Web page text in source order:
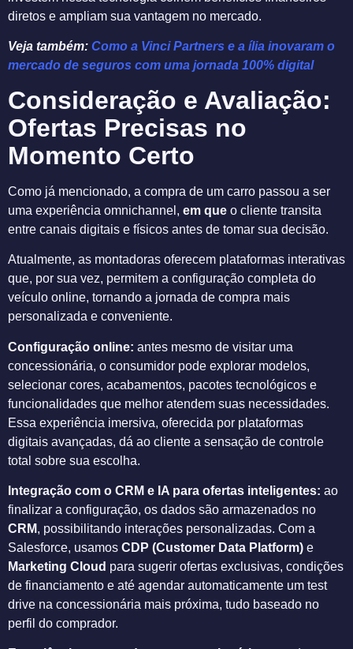
diretos e ampliam sua vantagem no mercado.
Veja também: Como a Vinci Partners e a ília inovaram o
mercado de seguros com uma jornada 100% digital
Consideração e Avaliação:
Ofertas Precisas no
Momento Certo
Como já mencionado, a compra de um carro passou a ser
uma experiência omnichannel, em que o cliente transita
entre canais digitais e físicos antes de tomar sua decisão.
Atualmente, as montadoras oferecem plataformas interativas
que, por sua vez, permitem a configuração completa do
veículo online, tornando a jornada de compra mais
personalizada e conveniente.
Configuração online: antes mesmo de visitar uma
concessionária, o consumidor pode explorar modelos,
selecionar cores, acabamentos, pacotes tecnológicos e
funcionalidades que melhor atendem suas necessidades.
Essa experiência imersiva, oferecida por plataformas
digitais avançadas, dá ao cliente a sensação de controle
total sobre sua escolha.
Integração com o CRM e IA para ofertas inteligentes: ao
finalizar a configuração, os dados são armazenados no
CRM, possibilitando interações personalizadas. Com a
Salesforce, usamos CDP (Customer Data Platform) e
Marketing Cloud para sugerir ofertas exclusivas, condições
de financiamento e até agendar automaticamente um test
drive na concessionária mais próxima, tudo baseado no
perfil do comprador.